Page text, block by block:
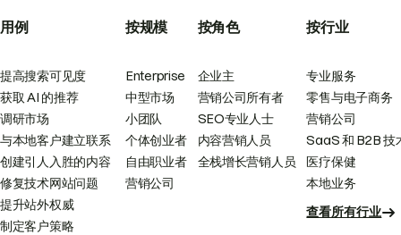
用例
提高搜索可见度
获取 AI 的推荐
调研市场
与本地客户建立联系
创建引人入胜的内容
修复技术网站问题
提升站外权威
制定客户策略
按规模
Enterprise
中型市场
小团队
个体创业者
自由职业者
营销公司
按角色
企业主
营销公司所有者
SEO专业人士
内容营销人员
全栈增长营销人员
按行业
专业服务
零售与电子商务
营销公司
SaaS 和 B2B 技
医疗保健
本地业务
查看所有行业